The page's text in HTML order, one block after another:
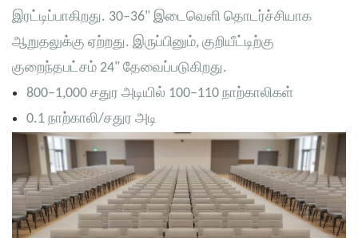
இரட்டிப்பாகிறது. 30–36" இடைவெளி தொடர்ச்சியாக
ஆறுதலுக்கு ஏற்றது. இருப்பினும், குறியீட்டிற்கு
குறைந்தபட்சம் 24" தேவைப்படுகிறது.
800–1,000 சதுர அடியில் 100–110 நாற்காலிகள்
0.1 நாற்காலி/சதுர அடி